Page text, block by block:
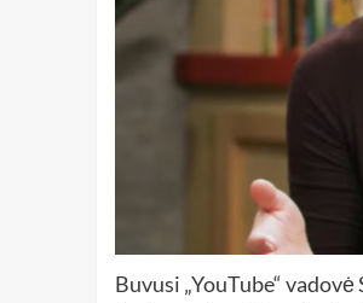
Buvusi „YouTube“